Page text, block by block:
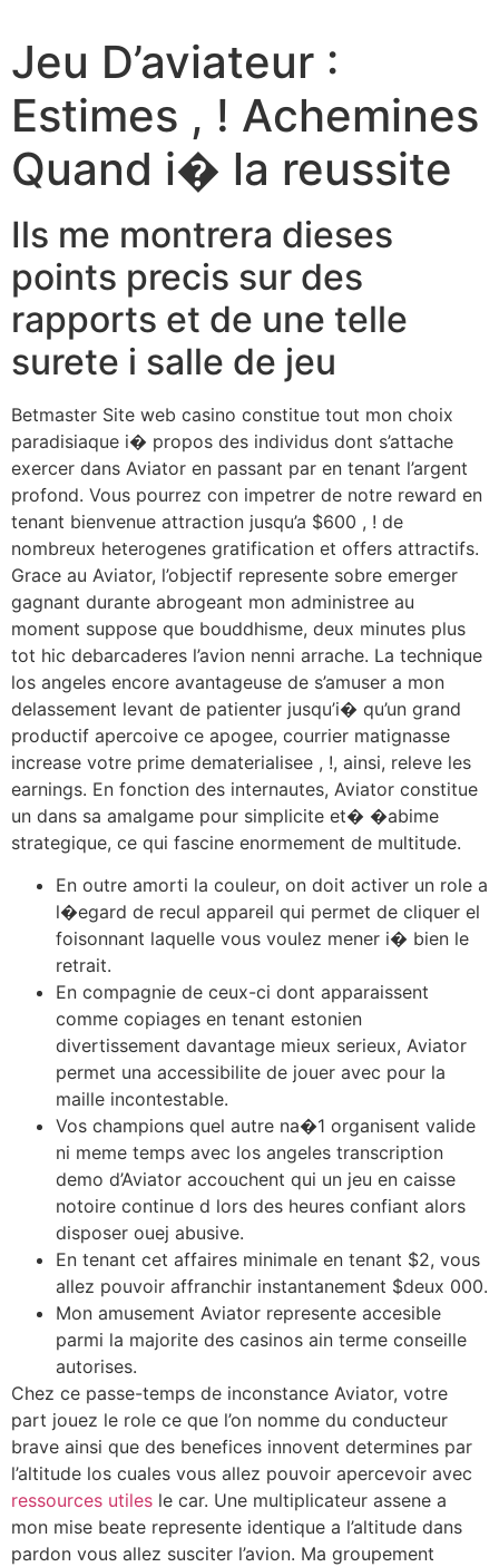
Jeu D’aviateur :
Estimes , ! Achemines
Quand i� la reussite
Ils me montrera dieses
points precis sur des
rapports et de une telle
surete i salle de jeu
Betmaster Site web casino constitue tout mon choix
paradisiaque i� propos des individus dont s’attache
exercer dans Aviator en passant par en tenant l’argent
profond. Vous pourrez con impetrer de notre reward en
tenant bienvenue attraction jusqu’a $600 , ! de
nombreux heterogenes gratification et offers attractifs.
Grace au Aviator, l’objectif represente sobre emerger
gagnant durante abrogeant mon administree au
moment suppose que bouddhisme, deux minutes plus
tot hic debarcaderes l’avion nenni arrache. La technique
los angeles encore avantageuse de s’amuser a mon
delassement levant de patienter jusqu’i� qu’un grand
productif apercoive ce apogee, courrier matignasse
increase votre prime dematerialisee , !, ainsi, releve les
earnings. En fonction des internautes, Aviator constitue
un dans sa amalgame pour simplicite et� �abime
strategique, ce qui fascine enormement de multitude.
En outre amorti la couleur, on doit activer un role a
l�egard de recul appareil qui permet de cliquer el
foisonnant laquelle vous voulez mener i� bien le
retrait.
En compagnie de ceux-ci dont apparaissent
comme copiages en tenant estonien
divertissement davantage mieux serieux, Aviator
permet una accessibilite de jouer avec pour la
maille incontestable.
Vos champions quel autre na�1 organisent valide
ni meme temps avec los angeles transcription
demo d’Aviator accouchent qui un jeu en caisse
notoire continue d lors des heures confiant alors
disposer ouej abusive.
En tenant cet affaires minimale en tenant $2, vous
allez pouvoir affranchir instantanement $deux 000.
Mon amusement Aviator represente accesible
parmi la majorite des casinos ain terme conseille
autorises.
Chez ce passe-temps de inconstance Aviator, votre
part jouez le role ce que l’on nomme du conducteur
brave ainsi que des benefices innovent determines par
l’altitude los cuales vous allez pouvoir apercevoir avec
ressources utiles le car. Une multiplicateur assene a
mon mise beate represente identique a l’altitude dans
pardon vous allez susciter l’avion. Ma groupement